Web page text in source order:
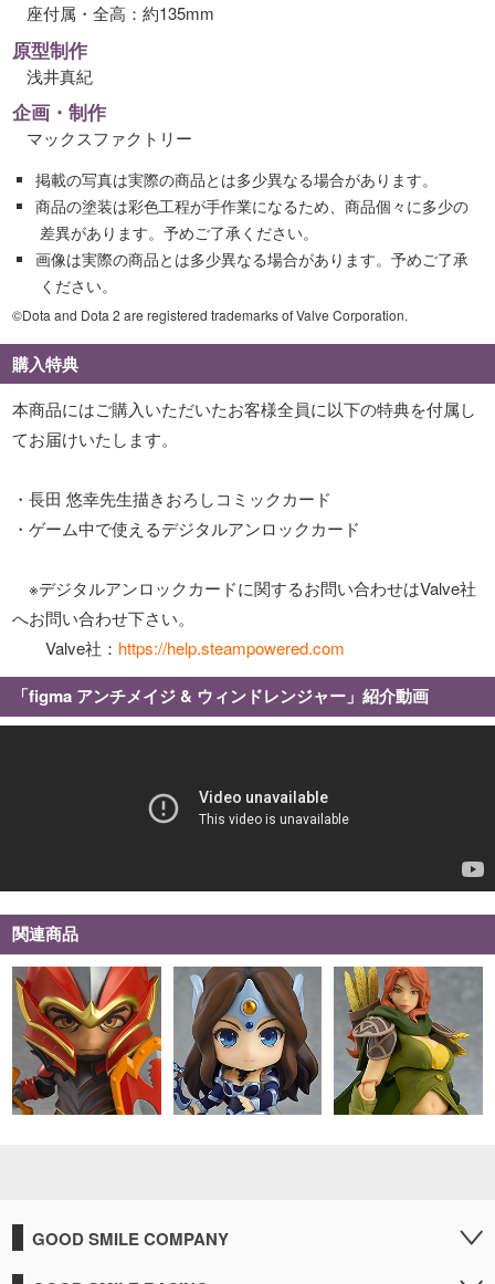
座付属・全高：約135mm
原型制作
浅井真紀
企画・制作
マックスファクトリー
掲載の写真は実際の商品とは多少異なる場合があります。
商品の塗装は彩色工程が手作業になるため、商品個々に多少の
差異があります。予めご了承ください。
画像は実際の商品とは多少異なる場合があります。予めご了承
ください。
©Dota and Dota 2 are registered trademarks of Valve Corporation.
購入特典
本商品にはご購入いただいたお客様全員に以下の特典を付属し
てお届けいたします。
・長田 悠幸先生描きおろしコミックカード
・ゲーム中で使えるデジタルアンロックカード
※デジタルアンロックカードに関するお問い合わせはValve社
へお問い合わせ下さい。
Valve社： https://help.steampowered.com
「figma アンチメイジ & ウィンドレンジャー」紹介動画
関連商品
GOOD SMILE COMPANY